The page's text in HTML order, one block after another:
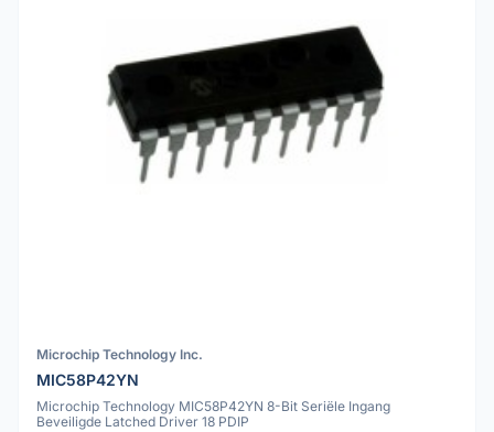
Microchip Technology Inc.
MIC58P42YN
Microchip Technology MIC58P42YN 8-Bit Seriële Ingang
Beveiligde Latched Driver 18 PDIP